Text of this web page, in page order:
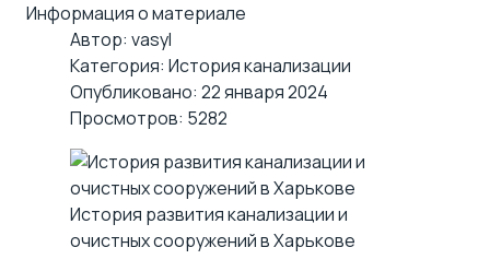
Информация о материале
Автор: vasyl
Категория: История канализации
Опубликовано: 22 января 2024
Просмотров: 5282
История развития канализации и
очистных сооружений в Харькове